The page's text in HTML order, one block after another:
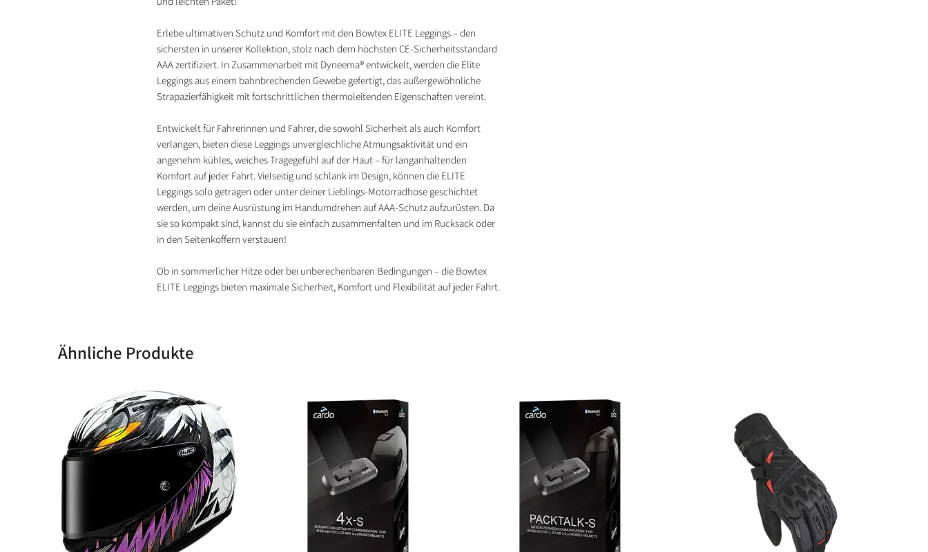
Erlebe ultimativen Schutz und Komfort mit den Bowtex ELITE Leggings – den
sichersten in unserer Kollektion, stolz nach dem höchsten CE-Sicherheitsstandard
AAA zertifiziert. In Zusammenarbeit mit Dyneema® entwickelt, werden die Elite
Leggings aus einem bahnbrechenden Gewebe gefertigt, das außergewöhnliche
Strapazierfähigkeit mit fortschrittlichen thermoleitenden Eigenschaften vereint.
Entwickelt für Fahrerinnen und Fahrer, die sowohl Sicherheit als auch Komfort
verlangen, bieten diese Leggings unvergleichliche Atmungsaktivität und ein
angenehm kühles, weiches Tragegefühl auf der Haut – für langanhaltenden
Komfort auf jeder Fahrt. Vielseitig und schlank im Design, können die ELITE
Leggings solo getragen oder unter deiner Lieblings-Motorradhose geschichtet
werden, um deine Ausrüstung im Handumdrehen auf AAA-Schutz aufzurüsten. Da
sie so kompakt sind, kannst du sie einfach zusammenfalten und im Rucksack oder
in den Seitenkoffern verstauen!
Ob in sommerlicher Hitze oder bei unberechenbaren Bedingungen – die Bowtex
ELITE Leggings bieten maximale Sicherheit, Komfort und Flexibilität auf jeder Fahrt.
Ähnliche Produkte